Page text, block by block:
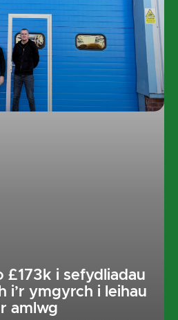
£173k i sefydliadau
i’r ymgyrch i leihau
amlwg